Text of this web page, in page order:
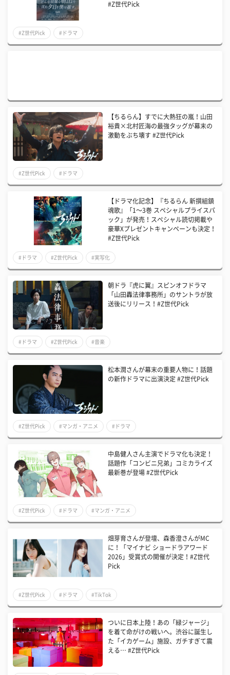
#Z世代Pick
#Z世代Pick #ドラマ
【ちるらん】すでに大熱狂の嵐！山田
裕貴×北村匠海の最強タッグが幕末の
激動をぶち壊す #Z世代Pick
#Z世代Pick #ドラマ
【ドラマ化記念】『ちるらん 新撰組鎮
魂歌』「1〜3巻 スペシャルプライスパ
ック」が発売！スペシャル読切掲載や
豪華Xプレゼントキャンペーンも決定！
#Z世代Pick
#ドラマ #Z世代Pick #実写化
朝ドラ『虎に翼』スピンオフドラマ
「山田轟法律事務所」のサントラが放
送後にリリース！#Z世代Pick
#ドラマ #Z世代Pick #音楽
松本潤さんが幕末の重要人物に！話題
の新作ドラマに出演決定 #Z世代Pick
#Z世代Pick #マンガ・アニメ #ドラマ
中島健人さん主演でドラマ化も決定！
話題作「コンビニ兄弟」コミカライズ
最新巻が登場 #Z世代Pick
#Z世代Pick #ドラマ #マンガ・アニメ
畑芽育さんが登壇、森香澄さんがMC
に！「マイナビ ショードラアワード
2026」受賞式の開催が決定！#Z世代
Pick
#Z世代Pick #ドラマ #TikTok
ついに日本上陸！あの「緑ジャージ」
を着て命がけの戦いへ。渋谷に誕生し
た「イカゲーム」施設、ガチすぎて震
える… #Z世代Pick